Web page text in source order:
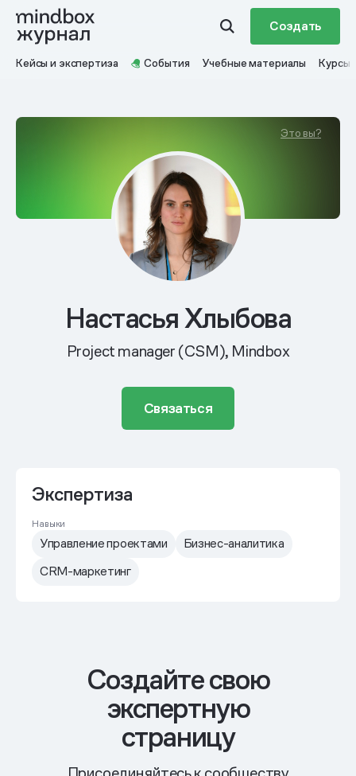
Создать
Кейсы и экспертиза События Учебные материалы Курсы
Это вы?
Настасья Хлыбова
Project manager (CSM), Mindbox
Связаться
Экспертиза
Навыки
Управление проектами
Бизнес-аналитика
CRM-маркетинг
Cоздайте свою
экспертную
страницу